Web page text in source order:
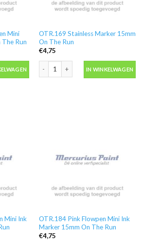
Mini
Run
Mini Paint Marker 15mm On The Run aantal
OTR.169 Stainless Marker 15mm
On The Run
€4,75
OTR.169 Stainless Marker 15mm On
IN WINKELWAGEN
Mini Ink
OTR.184 Pink Flowpen Mini Ink
Marker 15mm On The Run
€4,75